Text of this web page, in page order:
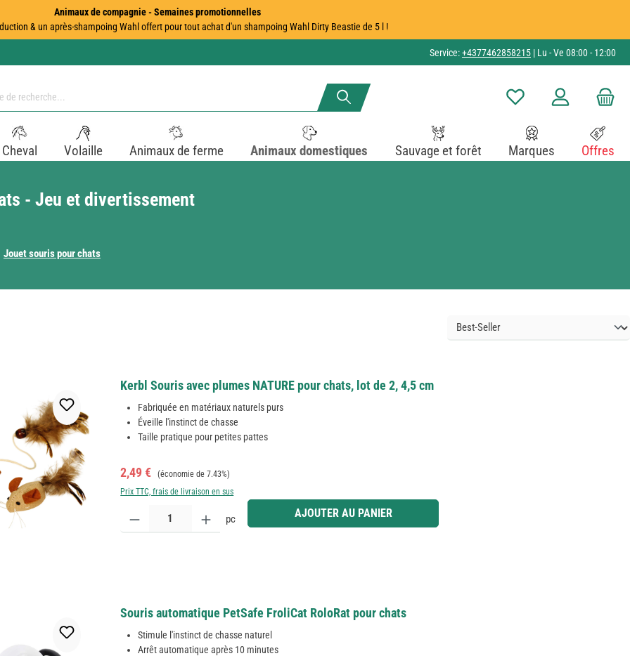
Animaux de compagnie - Semaines promotionnelles
& un après-shampoing Wahl offert pour tout achat d'un shampoing Wahl Dirty Beastie de 5 l !
Service:+4377462858215 | Lu - Ve 08:00 - 12:00
Vous avez 0 articles dans
Cheval Volaille Animaux de ferme Animaux domestiques Sauvage et forêt Marques Offres
- Jeu et divertissement
Jouet souris pour chats
Kerbl Souris avec plumes NATURE pour chats, lot de 2, 4,5 cm
Fabriquée en matériaux naturels purs
Éveille l'instinct de chasse
Taille pratique pour petites pattes
Prix de vente :
2,49 € Prix régulier :
(économie de 7.43%)
Prix TTC, frais de livraison en sus
Quantité de produit : Entrez la quantité souhaitée ou utilisez les boutons pour augmenter ou diminuer la quantité.
pc AJOUTER AU PANIER
Souris automatique PetSafe FroliCat RoloRat pour chats
Stimule l'instinct de chasse naturel
Arrêt automatique après 10 minutes